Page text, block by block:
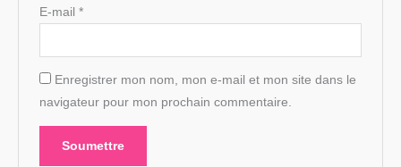
E-mail *
Enregistrer mon nom, mon e-mail et mon site dans le
navigateur pour mon prochain commentaire.